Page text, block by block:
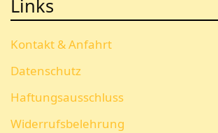
Links
Kontakt & Anfahrt
Datenschutz
Haftungsausschluss
Widerrufsbelehrung